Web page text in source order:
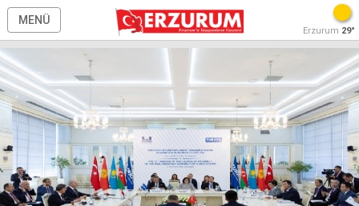
MENÜ
Erzurum 29°